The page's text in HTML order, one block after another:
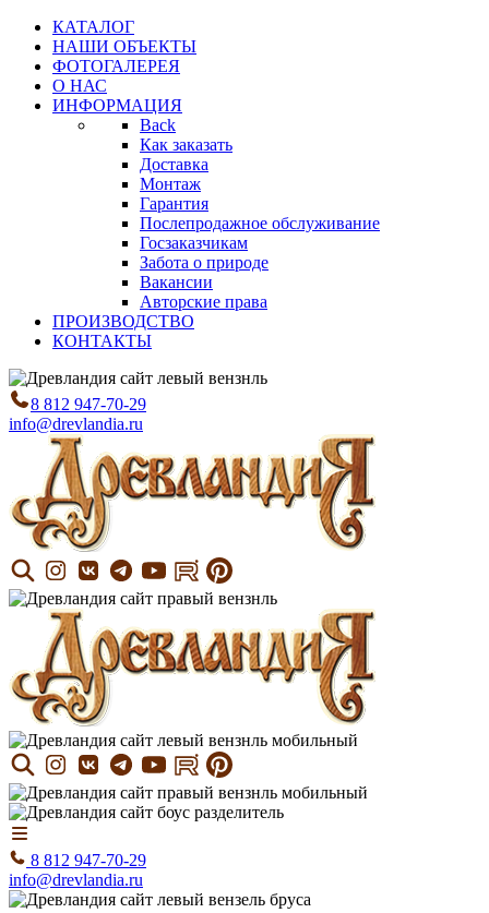
КАТАЛОГ
НАШИ ОБЪЕКТЫ
ФОТОГАЛЕРЕЯ
О НАС
ИНФОРМАЦИЯ
Back
Как заказать
Доставка
Монтаж
Гарантия
Послепродажное обслуживание
Госзаказчикам
Забота о природе
Вакансии
Авторские права
ПРОИЗВОДСТВО
КОНТАКТЫ
8 812 947-70-29
info@drevlandia.ru
8 812 947-70-29
info@drevlandia.ru